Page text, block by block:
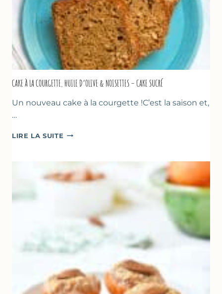
CAKE À LA COURGETTE, HUILE D’OLIVE & NOISETTES – CAKE SUCRÉ
Un nouveau cake à la courgette !C’est la saison et,
…
LIRE LA SUITE CAKE
COURGETTE,
HUILE
D’OLIVE